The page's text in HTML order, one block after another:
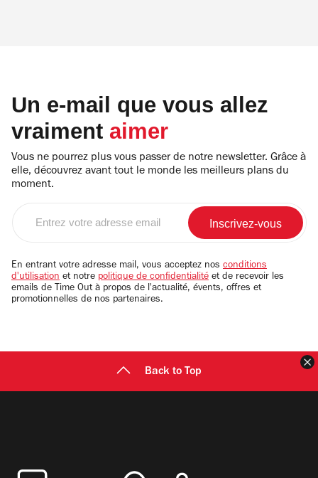
Un e-mail que vous allez
vraiment aimer
Vous ne pourrez plus vous passer de notre newsletter. Grâce à
elle, découvrez avant tout le monde les meilleurs plans du
moment.
email
En entrant votre adresse mail, vous acceptez nos conditions
d'utilisation et notre politique de confidentialité et de recevoir les
emails de Time Out à propos de l'actualité, évents, offres et
promotionnelles de nos partenaires.
Back to Top